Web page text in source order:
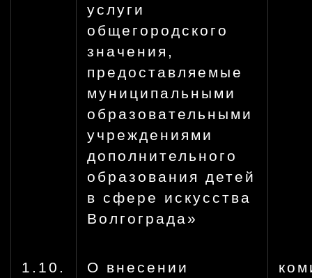
услуги
общегородского
значения,
предоставляемые
муниципальными
образовательными
учреждениями
дополнительного
образования детей
в сфере искусства
Волгограда»
1.10.
О внесении